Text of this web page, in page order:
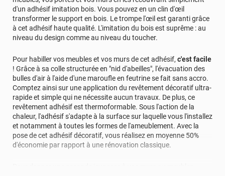
d'un adhésif imitation bois. Vous pouvez en un clin d'œil
transformer le support en bois. Le trompe l'œil est garanti grâce
à cet adhésif haute qualité. L'imitation du bois est suprême : au
niveau du design comme au niveau du toucher.
Pour habiller vos meubles et vos murs de cet adhésif, c'est facile
! Grâce à sa colle structurée en "nid d'abeilles", l'évacuation des
bulles d'air à l'aide d'une maroufle en feutrine se fait sans accro.
Comptez ainsi sur une application du revêtement décoratif ultra-
rapide et simple qui ne nécessite aucun travaux. De plus, ce
revêtement adhésif est thermoformable. Sous l'action de la
chaleur, l'adhésif s'adapte à la surface sur laquelle vous l'installez
et notamment à toutes les formes de l'ameublement. Avec la
pose de cet adhésif décoratif, vous réalisez en moyenne 50%
d'économie par rapport à une rénovation classique.